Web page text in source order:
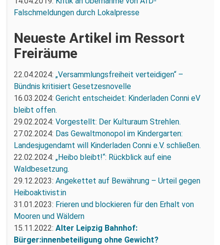
Falschmeldungen durch Lokalpresse
Neueste Artikel im Ressort
Freiräume
22.04.2024: „Versammlungsfreiheit verteidigen“ –
Bündnis kritisiert Gesetzesnovelle
16.03.2024: Gericht entscheidet: Kinderladen Conni eV
bleibt offen.
29.02.2024: Vorgestellt: Der Kulturaum Strehlen.
27.02.2024: Das Gewaltmonopol im Kindergarten:
Landesjugendamt will Kinderladen Conni e.V. schließen.
22.02.2024: „Heibo bleibt!“: Rückblick auf eine
Waldbesetzung.
29.12.2023: Angekettet auf Bewährung – Urteil gegen
Heiboaktivist:in
31.01.2023: Frieren und blockieren für den Erhalt von
Mooren und Wäldern
15.11.2022: Alter Leipzig Bahnhof:
Bürger:innenbeteiligung ohne Gewicht?